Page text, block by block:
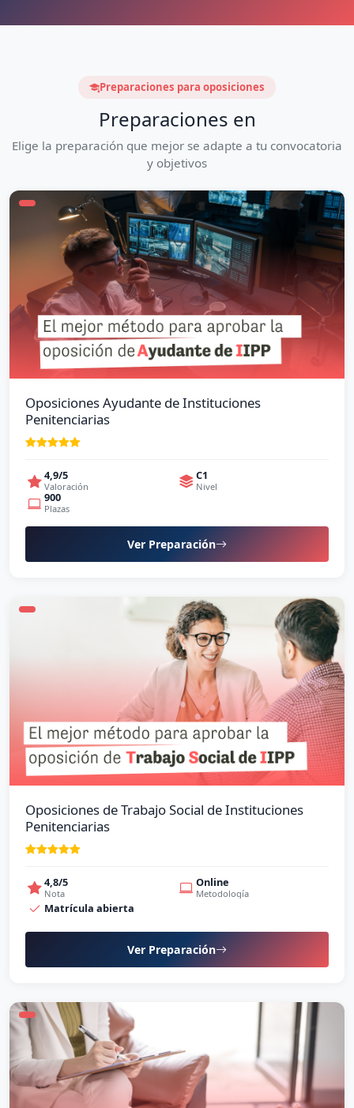
Preparaciones para oposiciones
Preparaciones en
Elige la preparación que mejor se adapte a tu convocatoria
y objetivos
Oposiciones Ayudante de Instituciones
Penitenciarias
4,9/5
Valoración
C1
Nivel
900
Plazas
Ver Preparación
Oposiciones de Trabajo Social de Instituciones
Penitenciarias
4,8/5
Nota
Online
Metodología
Matrícula abierta
Ver Preparación